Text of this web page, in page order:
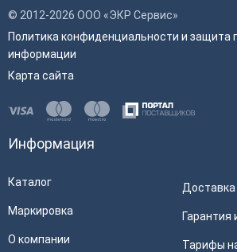
© 2012-2026 ООО «ЭКР Сервис»
Политика конфиденциальности и защита
информации
Карта сайта
Информация
Каталог
Маркировка
О компании
Доставка
Гарантия
Тарифы